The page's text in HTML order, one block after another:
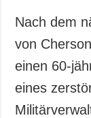
Interview
Video
Nach dem
von
einen 60-
eines